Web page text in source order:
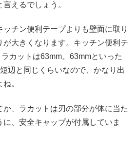
えるでしょう。
チン便利テープよりも壁面に取り
が大きくなります。キッチン便利テ
カットは63mm。63mmといった
辺と同じくらいなので、かなり出
。
か、ラカットは刃の部分が体に当た
に、安全キャップが付属していま